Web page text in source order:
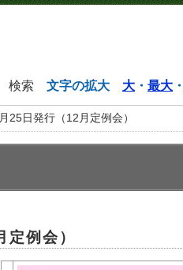
文字の拡大 大 ・ 最大 ・
日発行（12月定例会）
例会）